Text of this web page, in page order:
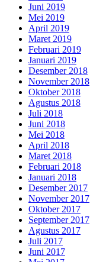
Juni 2019
Mei 2019
April 2019
Maret 2019
Februari 2019
Januari 2019
Desember 2018
November 2018
Oktober 2018
Agustus 2018
Juli 2018
Juni 2018
Mei 2018
April 2018
Maret 2018
Februari 2018
Januari 2018
Desember 2017
November 2017
Oktober 2017
September 2017
Agustus 2017
Juli 2017
Juni 2017